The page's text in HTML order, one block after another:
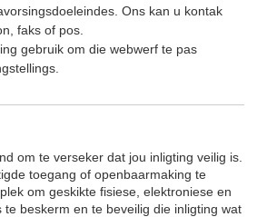
Ons kan u kontak
faks of pos.
gebruik om die webwerf te pas
om te verseker dat jou inligting veilig is.
toegang of openbaarmaking te
om geskikte fisiese, elektroniese en
te beskerm en te beveilig die inligting wat